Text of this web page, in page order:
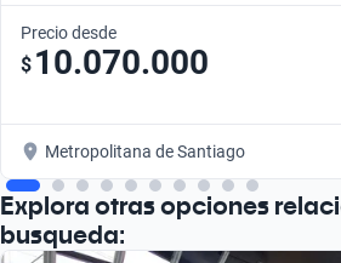
Precio desde
$ 10.070.000
Metropolitana de Santiago
Explora otras opciones
busqueda: